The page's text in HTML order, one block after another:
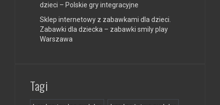
dzieci – Polskie gry integracyjne
Sklep internetowy z zabawkami dla dzieci.
Zabawki dla dziecka – zabawki smily play
Warszawa
Tagi